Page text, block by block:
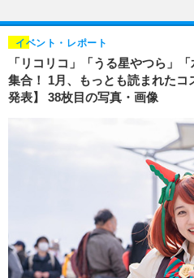
ゲーム
イベント
海外イベント
俳優・タレント
ビジネス
アニメ
書評
動画
アニメ
連載・コラム
「リコリコ」「うる星やつら」
集合！ 1月、もっとも読まれた
発表】 38枚目の写真・画像
イベント・レポート